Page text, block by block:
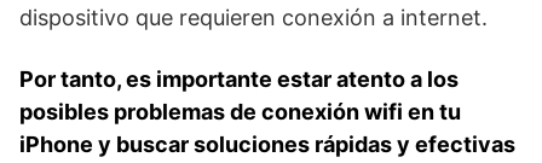
dispositivo que requieren conexión a internet.
Por tanto, es importante estar atento⁤ a los
posibles⁢ problemas de conexión wifi en⁤ tu
‌iPhone y buscar soluciones rápidas y efectivas